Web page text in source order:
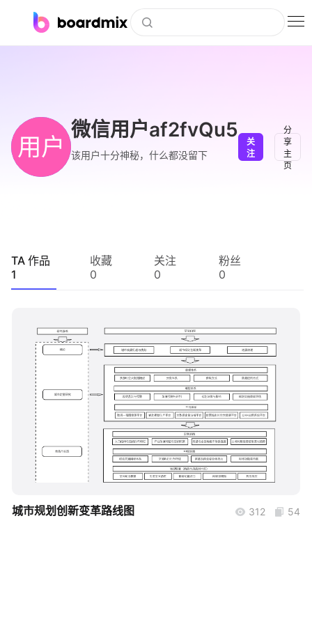
下载
会员
企业服务
知识分享社区
用户
微信用户af2fvQu5
该用户十分神秘，什么都没留下
关
注
分
享
主
页
TA 作品
1
收藏
0
关注
0
粉丝
0
boardmix
城市规划创新变革路线图 312 54